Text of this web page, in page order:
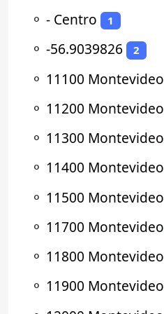
⚬ - Centro 1
⚬ -56.9039826 2
⚬ 11100 Montevideo
⚬ 11200 Montevideo
⚬ 11300 Montevideo
⚬ 11400 Montevideo
⚬ 11500 Montevideo
⚬ 11700 Montevideo
⚬ 11800 Montevideo
⚬ 11900 Montevideo